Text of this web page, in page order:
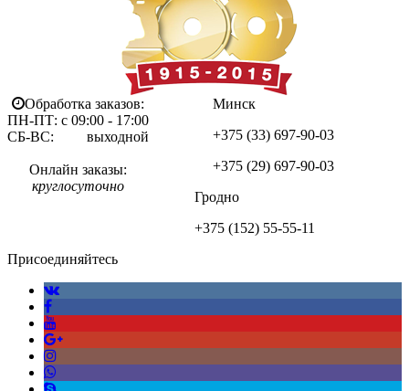
Обработка заказов:
ПН-ПТ: с 09:00 - 17:00
СБ-ВС: выходной
Онлайн заказы:
круглосуточно
Минск
+375 (33) 697-90-03
+375 (29) 697-90-03
Гродно
+375 (152) 55-55-11
Присоединяйтесь